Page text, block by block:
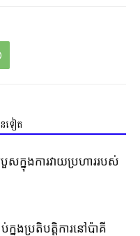
ទៀត
ក្នុងការវាយប្រហាររបស់
ក្នុងប្រតិបត្តិការនៅប៉ាគី